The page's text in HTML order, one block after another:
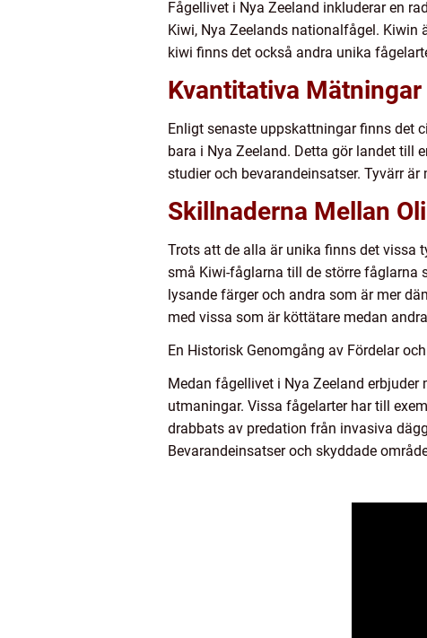
Fågellivet i Nya Zeeland inkluderar en
Kiwi, Nya Zeelands nationalfågel. Kiwin
kiwi finns det också andra unika
Kvantitativa
Enligt senaste uppskattningar finns det
bara i Nya Zeeland. Detta gör landet till
studier och bevarandeinsatser. Tyvärr
Skillnaderna Mellan
Trots att de alla är unika finns det vissa
små Kiwi-fåglarna till de större fåglarna
lysande färger och andra som är mer
med vissa som är köttätare medan
En Historisk Genomgång av Fördelar
Medan fågellivet i Nya Zeeland
utmaningar. Vissa fågelarter har till
drabbats av predation från invasiva
Bevarandeinsatser och skyddade